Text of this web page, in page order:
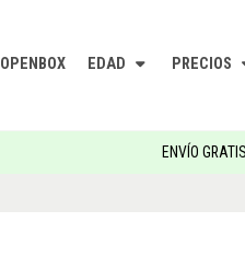
OPENBOX EDAD PRECIOS
ENVÍO